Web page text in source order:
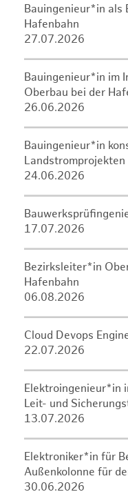
Bauingenieur*in als
Hafenbahn
27.07.2026
Bauingenieur*in im
Oberbau bei der
26.06.2026
Bauingenieur*in
Landstromprojekten
24.06.2026
17.07.2026
Bezirksleiter*in
Hafenbahn
06.08.2026
Cloud Devops
22.07.2026
Elektroingenieur*in
Leit- und
13.07.2026
Elektroniker*in für
Außenkolonne für
30.06.2026